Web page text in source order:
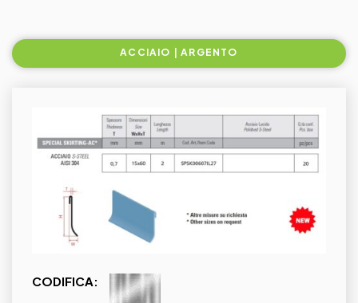
ACCIAIO | ARGENTO
CODIFICA: